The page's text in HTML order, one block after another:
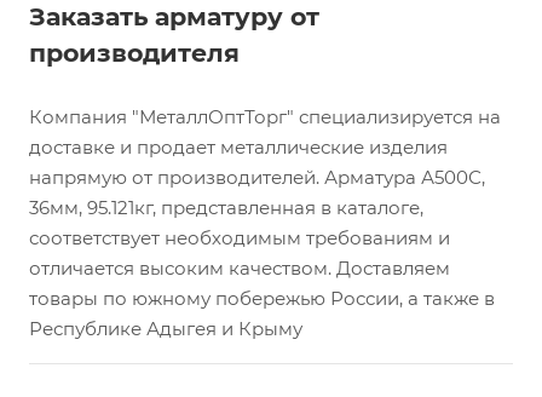
Заказать арматуру от
производителя
Компания "МеталлОптТорг" специализируется на
доставке и продает металлические изделия
напрямую от производителей. Арматура А500С,
36мм, 95.121кг, представленная в каталоге,
соответствует необходимым требованиям и
отличается высоким качеством. Доставляем
товары по южному побережью России, а также в
Республике Адыгея и Крыму